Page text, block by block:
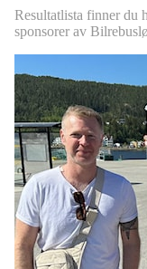
Resultatlista finner du
sponsorer av